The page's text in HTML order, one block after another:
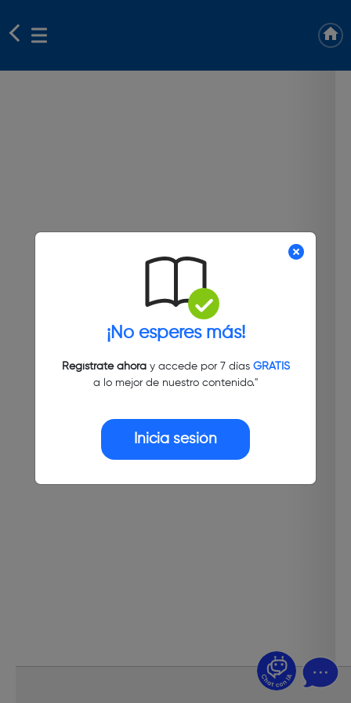
¡No esperes más!
Regístrate ahoray accede por 7 días GRATIS
a lo mejor de nuestro contenido."
Inicia sesión